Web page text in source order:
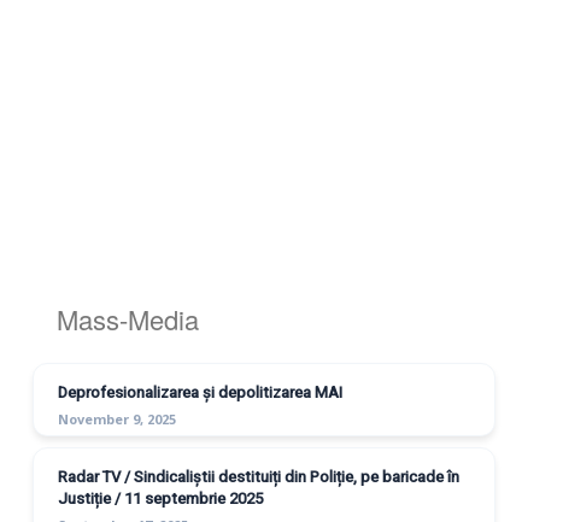
Mass-Media
Deprofesionalizarea și depolitizarea MAI
November 9, 2025
Radar TV / Sindicaliștii destituiți din Poliție, pe baricade în
Justiție / 11 septembrie 2025